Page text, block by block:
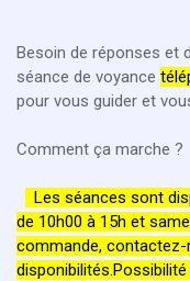
Besoin de réponses et
séance de voyance
pour vous guider et
Comment ça marche ?
Les séances sont
de 10h00 à 15h et
commande,